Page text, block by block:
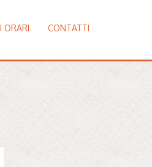
ORARI CONTATTI